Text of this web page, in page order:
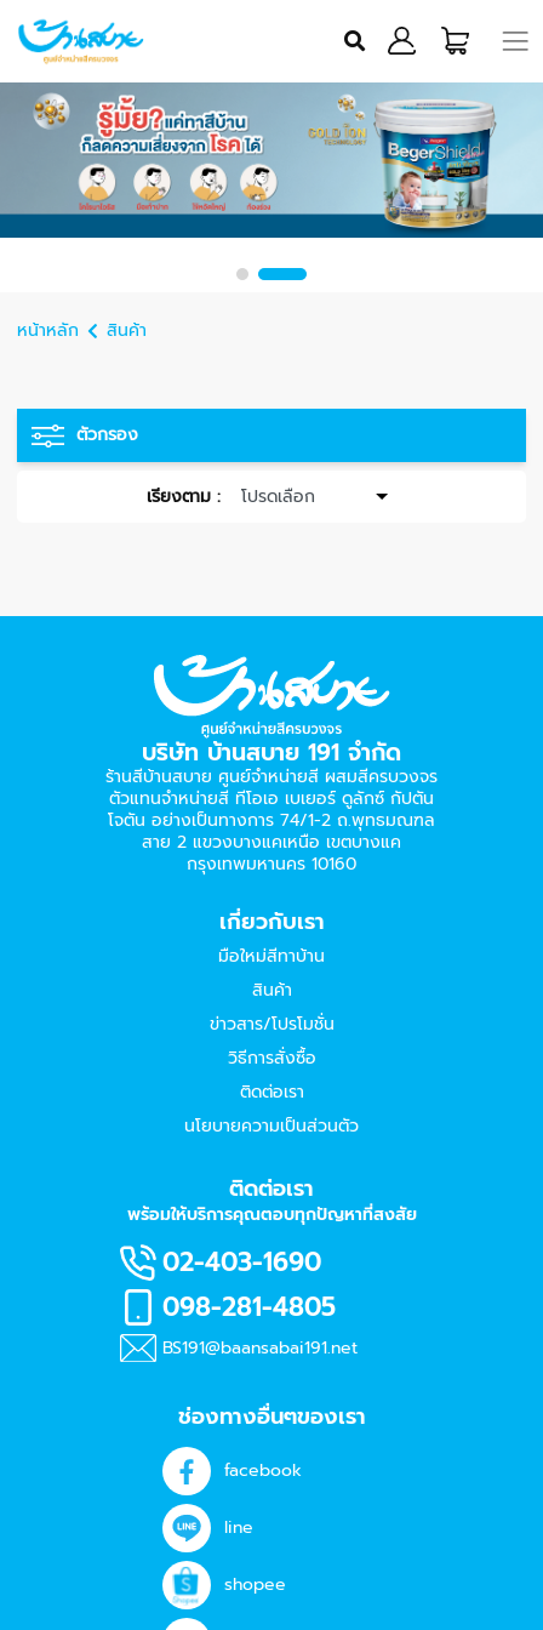
หน้าหลัก สินค้า
ตัวกรอง
เรียงตาม :
บริษัท บ้านสบาย 191 จำกัด
ร้านสีบ้านสบาย ศูนย์จำหน่ายสี ผสมสีครบวงจร
ตัวแทนจำหน่ายสี ทีโอเอ เบเยอร์​ ดูลักซ์ กัปตัน
โจตัน อย่างเป็นทางการ 74/1-2 ถ.พุทธมณฑล
สาย 2 แขวงบางแคเหนือ เขตบางแค
กรุงเทพมหานคร 10160
เกี่ยวกับเรา
มือใหม่สีทาบ้าน
สินค้า
ข่าวสาร/โปรโมชั่น
วิธีการสั่งซื้อ
ติดต่อเรา
นโยบายความเป็นส่วนตัว
ติดต่อเรา
พร้อมให้บริการคุณตอบทุกปัญหาที่สงสัย
02-403-1690
098-281-4805
BS191@baansabai191.net
ช่องทางอื่นๆของเรา
facebook
line
shopee